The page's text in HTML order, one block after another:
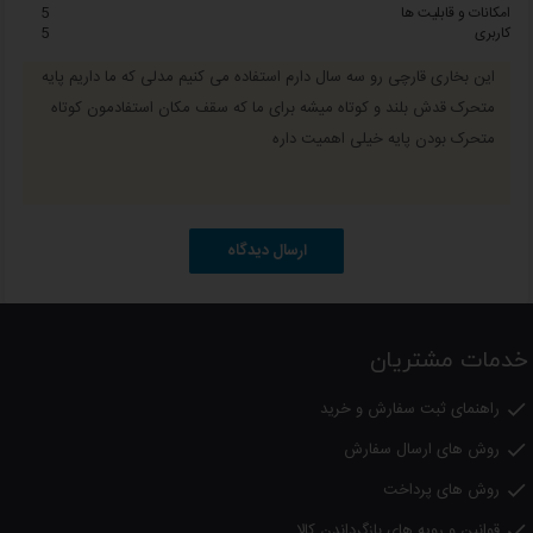
12ماه گارانتی
توجه: این محصول بدون کپسول گاز ارائه می شود ، تهیه کپسول گاز مایع بر
عهده خریدار است.
بخاری فضای باز برقی و گازی
تراس، باغ، کافه و رستوران. طراحی
زیبا، گرمایش مناسب و ارسال سریع.
امکانات و قابلیت ها
5
کاربری
5
این بخاری قارچی رو سه سال دارم استفاده می کنیم مدلی که ما داریم پایه
متحرک قدش بلند و کوتاه میشه برای ما که سقف مکان استفادمون کوتاه
متحرک بودن پایه خیلی اهمیت داره
ارسال دیدگاه
خدمات مشتریان
 راهنمای ثبت سفارش و خرید
 روش های ارسال سفارش
 روش های پرداخت